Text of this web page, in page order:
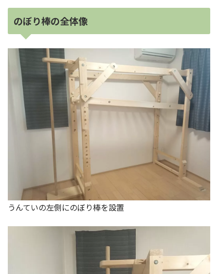
のぼり棒の全体像
うんていの左側にのぼり棒を設置